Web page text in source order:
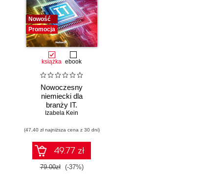
Nowość
Promocja
książka ebook
Nowoczesny
niemiecki dla
branży IT.
Praktyczne
ćwiczenia
Izabela Kein
(47,40 zł najniższa cena z 30 dni)
49.77 zł
79.00zł (-37%)